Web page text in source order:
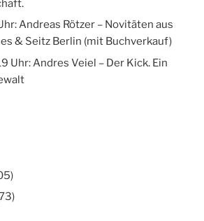
Andreas Rötzer – Novitäten aus
& Seitz Berlin (mit Buchverkauf)
Uhr: Andres Veiel – Der Kick. Ein